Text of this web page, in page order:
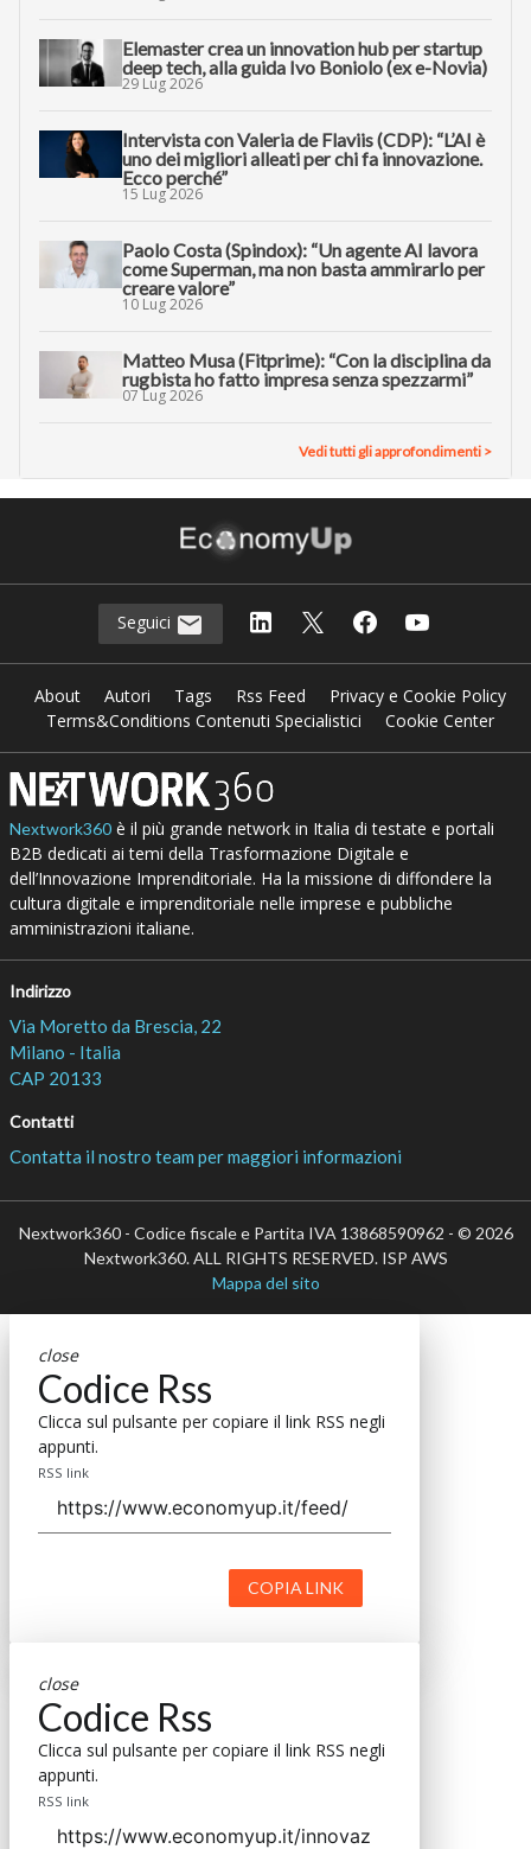
Elemaster crea un innovation hub per startup
deep tech, alla guida Ivo Boniolo (ex e-Novia)
29 Lug 2026
Intervista con Valeria de Flaviis (CDP): “L’AI è
uno dei migliori alleati per chi fa innovazione.
Ecco perché”
15 Lug 2026
Paolo Costa (Spindox): “Un agente AI lavora
come Superman, ma non basta ammirarlo per
creare valore”
10 Lug 2026
Matteo Musa (Fitprime): “Con la disciplina da
rugbista ho fatto impresa senza spezzarmi”
07 Lug 2026
Vedi tutti gli approfondimenti >
Seguici
About Autori Tags Rss Feed
Privacy e Cookie Policy
Terms&Conditions Contenuti Specialistici
Cookie Center
Nextwork360è il più grande network in Italia di testate e portali
B2B dedicati ai temi della Trasformazione Digitale e
dell’Innovazione Imprenditoriale. Ha la missione di diffondere la
cultura digitale e imprenditoriale nelle imprese e pubbliche
amministrazioni italiane.
Indirizzo
Via Moretto da Brescia, 22
Milano - Italia
CAP 20133
Contatti
Contatta il nostro team per maggiori informazioni
Nextwork360 - Codice fiscale e Partita IVA 13868590962 - © 2026
Nextwork360. ALL RIGHTS RESERVED. ISP AWS
Mappa del sito
close
Codice Rss
Clicca sul pulsante per copiare il link RSS negli
appunti.
RSS link
COPIA LINK
close
Codice Rss
Clicca sul pulsante per copiare il link RSS negli
appunti.
RSS link